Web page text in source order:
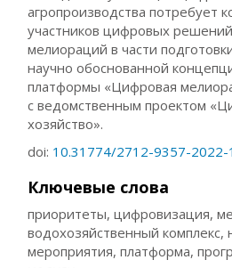
агропроизводства потребует
участников цифровых
мелиораций в части
научно обоснованной
платформы «Цифровая
с ведомственным проектом
хозяйство».
doi: 10.31774/2712-9357-
Ключевые слова
приоритеты, цифровизация,
водохозяйственный комплекс,
мероприятия, платформа,